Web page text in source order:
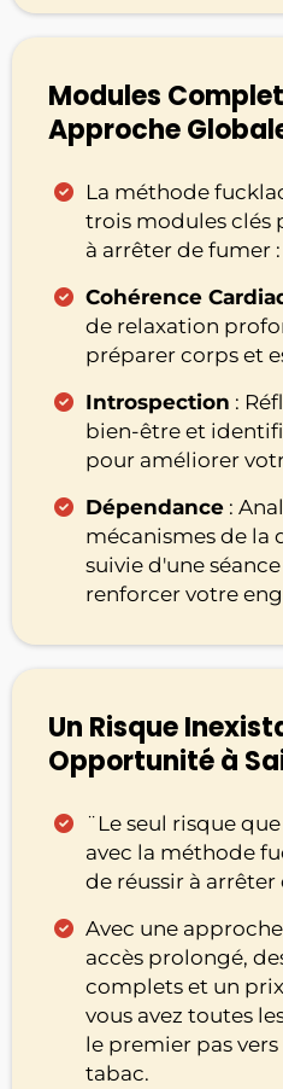
Modules
Approche
La méthode
trois modules clés
à arrêter de fumer :
Cohérence
de relaxation
préparer corps et
Introspection :
bien-être et
pour améliorer
Dépendance :
mécanismes de la
suivie d'une
renforcer votre
Un Risque
Opportunité à
¨Le seul risque
avec la méthode
de réussir à arrêter
Avec une
accès prolongé,
complets et un
vous avez toutes
le premier pas vers
tabac.